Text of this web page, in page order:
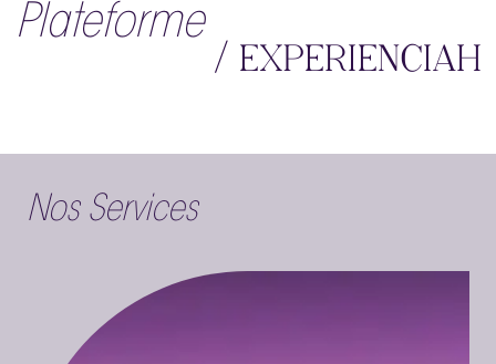
Plateforme
/ EXPERIENCIAH
Nos Services